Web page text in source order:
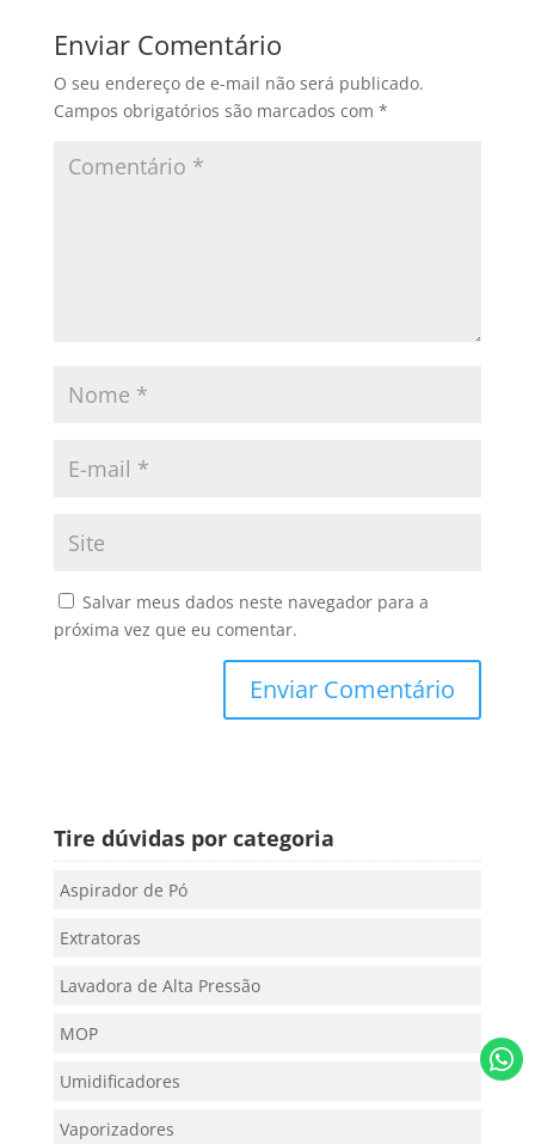
Enviar Comentário
O seu endereço de e-mail não será publicado.
Campos obrigatórios são marcados com *
Salvar meus dados neste navegador para a
próxima vez que eu comentar.
Tire dúvidas por categoria
Aspirador de Pó
Extratoras
Lavadora de Alta Pressão
MOP
Umidificadores
Vaporizadores